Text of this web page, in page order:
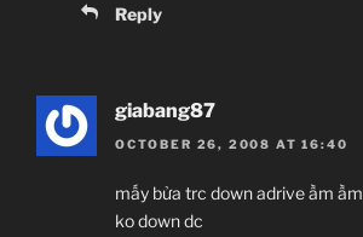
Reply
giabang87
OCTOBER 26, 2008 AT 16:40
mấy bửa trc down adrive ầm
ko down dc